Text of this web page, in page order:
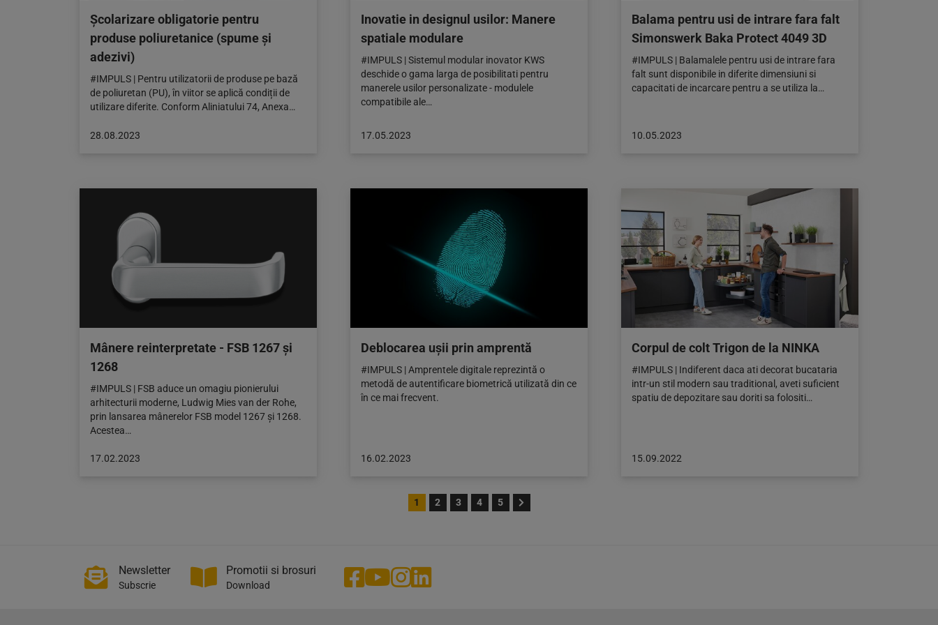
Școlarizare obligatorie pentru
produse poliuretanice (spume și
adezivi)
#IMPULS | Pentru utilizatorii de produse pe bază
de poliuretan (PU), în viitor se aplică condiții de
utilizare diferite. Conform Aliniatului 74, Anexa…
Articol
28.08.2023
Inovatie in designul usilor: Manere
spatiale modulare
#IMPULS | Sistemul modular inovator KWS
deschide o gama larga de posibilitati pentru
manerele usilor personalizate - modulele
compatibile ale…
Articol
17.05.2023
Balama pentru usi de intrare fara falt
Simonswerk Baka Protect 4049 3D
#IMPULS | Balamalele pentru usi de intrare fara
falt sunt disponibile in diferite dimensiuni si
capacitati de incarcare pentru a se utiliza la…
Articol
10.05.2023
Mânere reinterpretate - FSB 1267 și
1268
#IMPULS | FSB aduce un omagiu pionierului
arhitecturii moderne, Ludwig Mies van der Rohe,
prin lansarea mânerelor FSB model 1267 și 1268.
Acestea…
Articol
17.02.2023
Deblocarea ușii prin amprentă
#IMPULS | Amprentele digitale reprezintă o
metodă de autentificare biometrică utilizată din ce
în ce mai frecvent.
Articol
16.02.2023
Corpul de colt Trigon de la NINKA
#IMPULS | Indiferent daca ati decorat bucataria
intr-un stil modern sau traditional, aveti suficient
spatiu de depozitare sau doriti sa folositi…
Articol
15.09.2022
1 2 3 4 5
Newsletter
Subscrie
Promotii si brosuri
Download